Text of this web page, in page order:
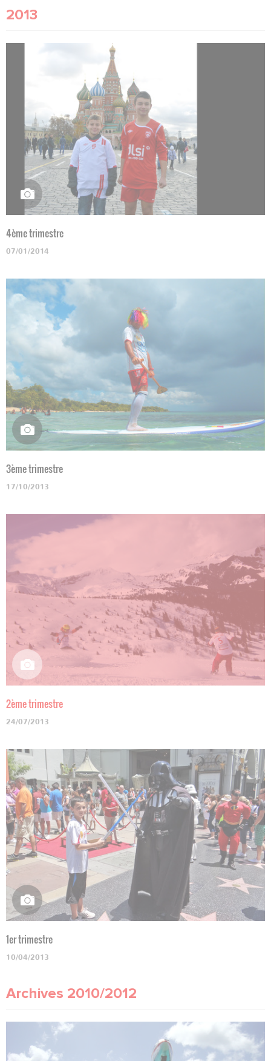
2013
4ème trimestre
07/01/2014
3ème trimestre
17/10/2013
2ème trimestre
24/07/2013
1er trimestre
10/04/2013
Archives 2010/2012